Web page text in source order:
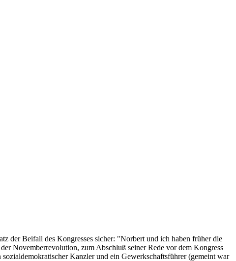
der Beifall des Kongresses sicher: "Norbert und ich haben früher die
Novemberrevolution, zum Abschluß seiner Rede vor dem Kongress
Kanzler und ein Gewerkschaftsführer (gemeint war